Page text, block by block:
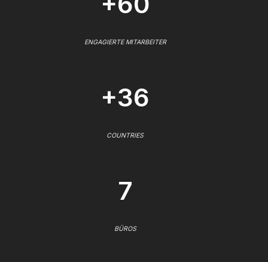
ENGAGIERTE MITARBEITER
+36
COUNTRIES
7
BÜROS